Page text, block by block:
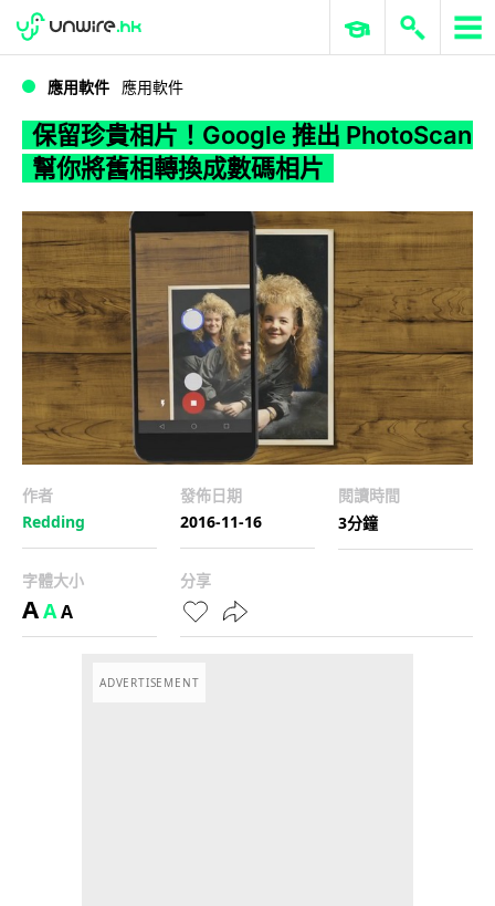
WWDC 2026 ERP 與商業 AI
應用軟件 應用軟件
保留珍貴相片！Google 推出 PhotoScan
幫你將舊相轉換成數碼相片
作者
Redding
發佈日期
2016-11-16
閱讀時間
3分鐘
字體大小
AAA
分享
ADVERTISEMENT